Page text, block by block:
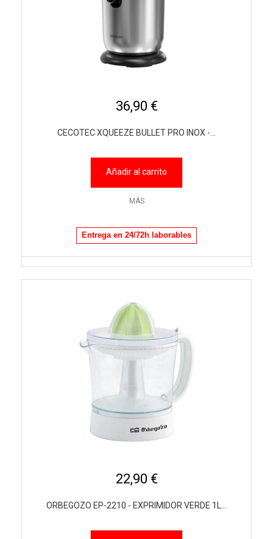
36,90 €
CECOTEC XQUEEZE BULLET PRO INOX -...
Añadir al carrito
MÁS
Entrega en 24/72h laborables
22,90 €
ORBEGOZO EP-2210 - EXPRIMIDOR VERDE 1L...